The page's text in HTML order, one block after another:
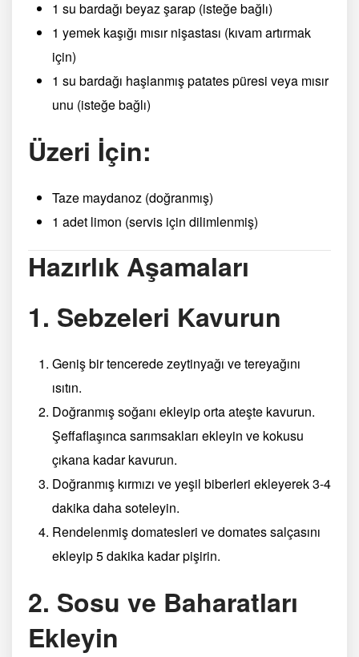
1 su bardağı beyaz şarap (isteğe bağlı)
1 yemek kaşığı mısır nişastası (kıvam artırmak
için)
1 su bardağı haşlanmış patates püresi veya mısır
unu (isteğe bağlı)
Üzeri İçin:
Taze maydanoz (doğranmış)
1 adet limon (servis için dilimlenmiş)
Hazırlık Aşamaları
1. Sebzeleri Kavurun
Geniş bir tencerede zeytinyağı ve tereyağını
ısıtın.
Doğranmış soğanı ekleyip orta ateşte kavurun.
Şeffaflaşınca sarımsakları ekleyin ve kokusu
çıkana kadar kavurun.
Doğranmış kırmızı ve yeşil biberleri ekleyerek 3-4
dakika daha soteleyin.
Rendelenmiş domatesleri ve domates salçasını
ekleyip 5 dakika kadar pişirin.
2. Sosu ve Baharatları
Ekleyin